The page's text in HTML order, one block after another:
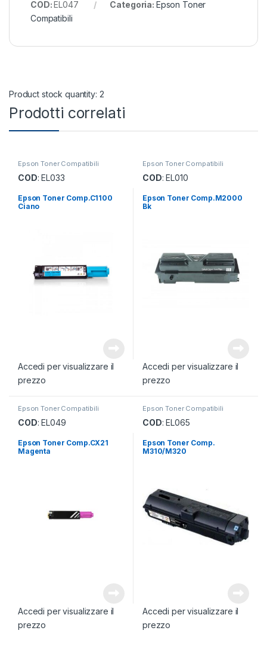
COD:EL047 Categoria: Epson Toner
Compatibili
Product stock quantity: 2
Prodotti correlati
Epson Toner Compatibili
COD: EL033
Epson Toner Comp.C1100
Ciano
Accedi per visualizzare il
prezzo
Epson Toner Compatibili
COD: EL010
Epson Toner Comp.M2000
Bk
Accedi per visualizzare il
prezzo
Epson Toner Compatibili
COD: EL049
Epson Toner Comp.CX21
Magenta
Accedi per visualizzare il
prezzo
Epson Toner Compatibili
COD: EL065
Epson Toner Comp.
M310/M320
Accedi per visualizzare il
prezzo